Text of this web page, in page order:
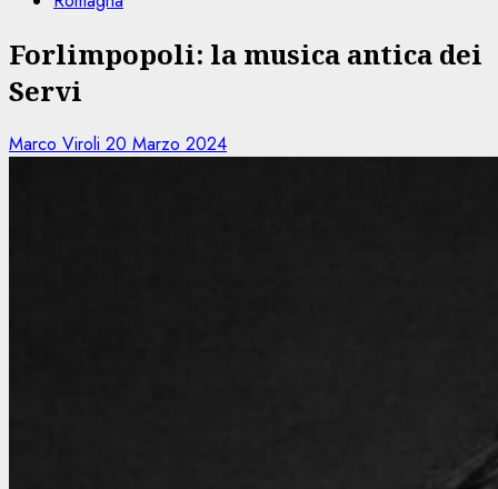
Forlimpopoli: la musica antica dei
Servi
Marco Viroli 20 Marzo 2024